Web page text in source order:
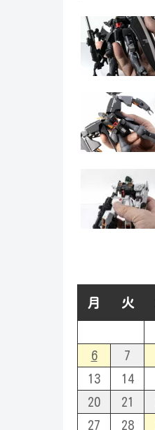
月 火
6
7
13
14
20
21
27
28